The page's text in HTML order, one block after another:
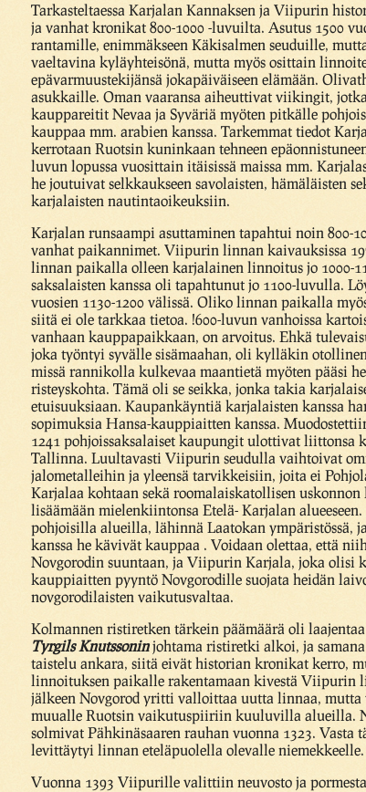
Tarkasteltaessa Karjalan Kannaksen ja Viipurin
ja vanhat kronikat 800-1000 -luvuilta. Asutus 1500
rantamille, enimmäkseen Käkisalmen seuduille,
vaeltavina kyläyhteisönä, mutta myös osittain
epävarmuustekijänsä jokapäiväiseen elämään.
asukkaille. Oman vaaransa aiheuttivat viikingit,
kauppareitit Nevaa ja Syväriä myöten pitkälle
kauppaa mm. arabien kanssa. Tarkemmat tiedot
kerrotaan Ruotsin kuninkaan tehneen
luvun lopussa vuosittain itäisissä maissa mm.
he joutuivat selkkaukseen savolaisten, hämäläisten
karjalaisten nautintaoikeuksiin.
Karjalan runsaampi asuttaminen tapahtui noin 800-
vanhat paikannimet. Viipurin linnan kaivauksissa
linnan paikalla olleen karjalainen linnoitus jo 1000-
saksalaisten kanssa oli tapahtunut jo 1100-luvulla.
vuosien 1130-1200 välissä. Oliko linnan paikalla
siitä ei ole tarkkaa tietoa. !600-luvun vanhoissa
vanhaan kauppapaikkaan, on arvoitus. Ehkä
joka työntyi syvälle sisämaahan, oli kylläkin
missä rannikolla kulkevaa maantietä myöten pääsi
risteyskohta. Tämä oli se seikka, jonka takia
etuisuuksiaan. Kaupankäyntiä karjalaisten kanssa
sopimuksia Hansa-kauppiaitten kanssa.
1241 pohjoissaksalaiset kaupungit ulottivat liittonsa
Tallinna. Luultavasti Viipurin seudulla vaihtoivat
jalometalleihin ja yleensä tarvikkeisiin, joita ei
Karjalaa kohtaan sekä roomalaiskatollisen
lisäämään mielenkiintonsa Etelä- Karjalan
pohjoisilla alueilla, lähinnä Laatokan ympäristössä,
kanssa he kävivät kauppaa . Voidaan olettaa, että
Novgorodin suuntaan, ja Viipurin Karjala, joka olisi
kauppiaitten pyyntö Novgorodille suojata heidän
novgorodilaisten vaikutusvaltaa.
Kolmannen ristiretken tärkein päämäärä oli
Tyrgils Knutssoninjohtama ristiretki alkoi, ja
taistelu ankara, siitä eivät historian kronikat kerro,
linnoituksen paikalle rakentamaan kivestä Viipurin
jälkeen Novgorod yritti valloittaa uutta linnaa,
muualle Ruotsin vaikutuspiiriin kuuluvilla alueilla.
solmivat Pähkinäsaaren rauhan vuonna 1323.
levittäytyi linnan eteläpuolella olevalle niemekkeelle.
Vuonna 1393 Viipurille valittiin neuvosto ja